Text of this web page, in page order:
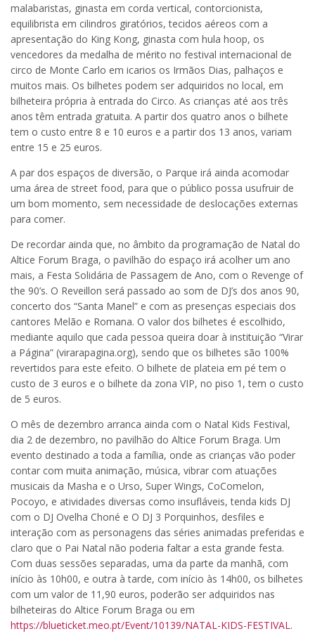
malabaristas, ginasta em corda vertical, contorcionista,
equilibrista em cilindros giratórios, tecidos aéreos com a
apresentação do King Kong, ginasta com hula hoop, os
vencedores da medalha de mérito no festival internacional de
circo de Monte Carlo em icarios os Irmãos Dias, palhaços e
muitos mais. Os bilhetes podem ser adquiridos no local, em
bilheteira própria à entrada do Circo. As crianças até aos três
anos têm entrada gratuita. A partir dos quatro anos o bilhete
tem o custo entre 8 e 10 euros e a partir dos 13 anos, variam
entre 15 e 25 euros.
A par dos espaços de diversão, o Parque irá ainda acomodar
uma área de street food, para que o público possa usufruir de
um bom momento, sem necessidade de deslocações externas
para comer.
De recordar ainda que, no âmbito da programação de Natal do
Altice Forum Braga, o pavilhão do espaço irá acolher um ano
mais, a Festa Solidária de Passagem de Ano, com o Revenge of
the 90’s. O Reveillon será passado ao som de DJ’s dos anos 90,
concerto dos “Santa Manel” e com as presenças especiais dos
cantores Melão e Romana. O valor dos bilhetes é escolhido,
mediante aquilo que cada pessoa queira doar à instituição “Virar
a Página” (virarapagina.org), sendo que os bilhetes são 100%
revertidos para este efeito. O bilhete de plateia em pé tem o
custo de 3 euros e o bilhete da zona VIP, no piso 1, tem o custo
de 5 euros.
O mês de dezembro arranca ainda com o Natal Kids Festival,
dia 2 de dezembro, no pavilhão do Altice Forum Braga. Um
evento destinado a toda a família, onde as crianças vão poder
contar com muita animação, música, vibrar com atuações
musicais da Masha e o Urso, Super Wings, CoComelon,
Pocoyo, e atividades diversas como insufláveis, tenda kids DJ
com o DJ Ovelha Choné e O DJ 3 Porquinhos, desfiles e
interação com as personagens das séries animadas preferidas e
claro que o Pai Natal não poderia faltar a esta grande festa.
Com duas sessões separadas, uma da parte da manhã, com
início às 10h00, e outra à tarde, com início às 14h00, os bilhetes
com um valor de 11,90 euros, poderão ser adquiridos nas
bilheteiras do Altice Forum Braga ou em
https://blueticket.meo.pt/Event/10139/NATAL-KIDS-FESTIVAL.